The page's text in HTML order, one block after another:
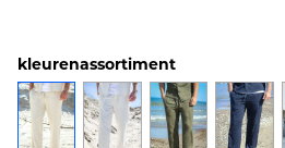
kleurenassortiment